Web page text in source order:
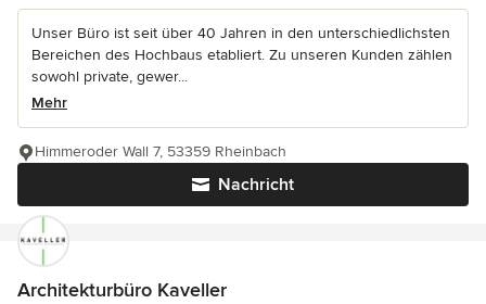
Unser Büro ist seit über 40 Jahren in den unterschiedlichsten
Bereichen des Hochbaus etabliert. Zu unseren Kunden zählen
sowohl private, gewer...
Mehr
Nachricht
Himmeroder Wall 7, 53359 Rheinbach
Architekturbüro Kaveller